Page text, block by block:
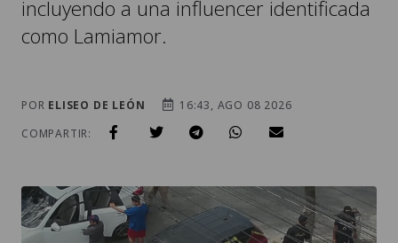
incluyendo a una influencer identificada
como Lamiamor.
POR ELISEO DE LEÓN
16:43, AGO 08 2026
COMPARTIR: